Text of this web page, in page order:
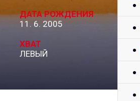
ДАТА РОЖДЕНИЯ
11. 6. 2005
ХВАТ
ЛЕВЫЙ